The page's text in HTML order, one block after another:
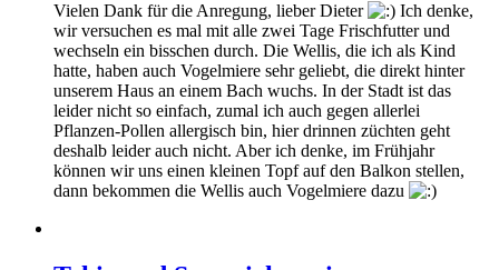
Vielen Dank für die Anregung, lieber Dieter
Ich denke,
wir versuchen es mal mit alle zwei Tage Frischfutter und
wechseln ein bisschen durch. Die Wellis, die ich als Kind
hatte, haben auch Vogelmiere sehr geliebt, die direkt hinter
unserem Haus an einem Bach wuchs. In der Stadt ist das
leider nicht so einfach, zumal ich auch gegen allerlei
Pflanzen-Pollen allergisch bin, hier drinnen züchten geht
deshalb leider auch nicht. Aber ich denke, im Frühjahr
können wir uns einen kleinen Topf auf den Balkon stellen,
dann bekommen die Wellis auch Vogelmiere dazu